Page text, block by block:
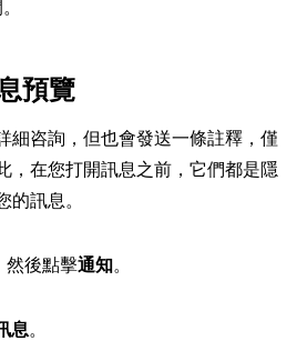
預覽
細咨詢，但也會發送一條註釋，僅
，在您打開訊息之前，它們都是隱
的訊息。
然後點擊通知。
息。